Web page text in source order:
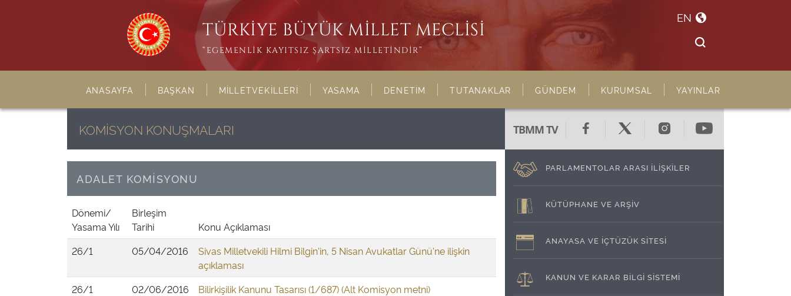
TÜRKİYE BÜYÜK MİLLET MECLİSİ
“EGEMENLİK KAYITSIZ ŞARTSIZ MİLLETİNDİR”
EN
ANASAYFA BAŞKAN MİLLETVEKİLLERİ YASAMA DENETİM TUTANAKLAR GÜNDEM KURUMSAL YAYINLAR
KOMİSYON KONUŞMALARI
ADALET KOMİSYONU
Dönemi/
Yasama Yılı
Birleşim
Tarihi
Konu Açıklaması
26/1
05/04/2016
Sivas Milletvekili Hilmi Bilgin'in, 5 Nisan Avukatlar Günü'ne ilişkin
açıklaması
26/1
02/06/2016
Bilirkişilik Kanunu Tasarısı (1/687) (Alt Komisyon metni)
TBMM TV
PARLAMENTOLAR ARASI İLİŞKİLER
KÜTÜPHANE VE ARŞİV
ANAYASA VE İÇTÜZÜK SİTESİ
KANUN VE KARAR BİLGİ SİSTEMİ